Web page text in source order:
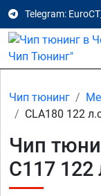
Telegram:
Чип тюнинг
CLA180 122
Чип
C117